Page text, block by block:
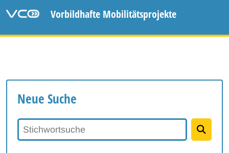
Vorbildhafte Mobilitätsprojekte
Neue Suche
Stichwortsuche